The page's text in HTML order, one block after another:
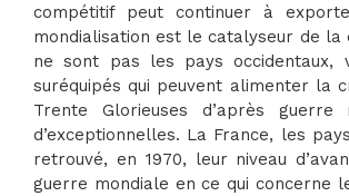
compétitif peut continuer à
mondialisation est le catalyseur de la
ne sont pas les pays occidentaux,
suréquipés qui peuvent alimenter la
Trente Glorieuses d’après guerre
d’exceptionnelles. La France, les
retrouvé, en 1970, leur niveau
guerre mondiale en ce qui concerne